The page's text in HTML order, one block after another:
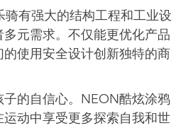
骑有强大的结构工程和工业设
元需求。不仅能更优化产品
使用安全设计创新独特的商
的自信心。NEON酷炫涂鸦
动中享受更多探索自我和世